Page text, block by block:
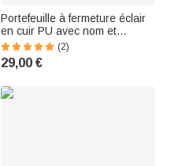
Portefeuille à fermeture éclair
en cuir PU avec nom et
bracelet Cadeau
d'anniversaire pour femmes
(2)
29,00 €